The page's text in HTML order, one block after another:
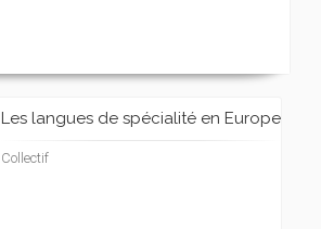
Les langues de spécialité en Europe
Collectif